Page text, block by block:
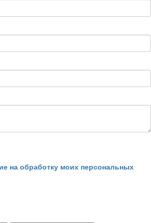
на обработку моих персональных